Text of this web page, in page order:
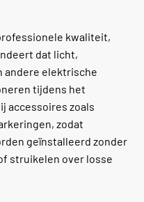
kwaliteit,
dat licht,
andere elektrische
tijdens het
accessoires zoals
zodat
geïnstalleerd zonder
struikelen over losse